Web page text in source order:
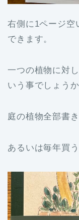
右側に1ページ空
できます。
一つの植物に対
いう事でしょうか
庭の植物全部書
あるいは毎年買